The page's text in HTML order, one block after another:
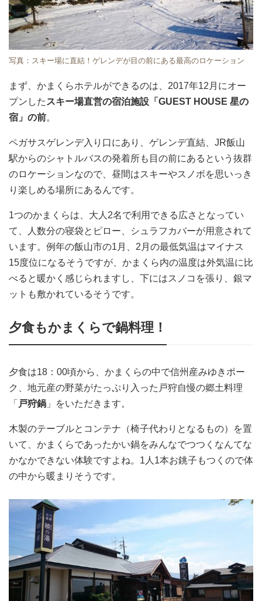
写真：スキー場に直結！ゲレンデが目の前にある最高のロケーション
まず、かまくらホテルができるのは、2017年12月にオー
プンした スキー場直営の宿泊施設「GUEST HOUSE 星の
宿」の前。
ペガサスゲレンデ入り口にあり、ゲレンデ直結、JR飯山
駅からのシャトルバスの発着所も目の前にあるという抜群
のロケーションなので、昼間はスキーやスノボを思いっき
り楽しめる場所にあるんです。
1つのかまくらは、大人2名で利用できる広さとなってい
て、人数分の寝袋とピロー、シュラフカバーが用意されて
います。例年の飯山市の1月、2月の最低気温はマイナス
15度位になるそうですが、かまくら内の温度は外気温に比
べると暖かく感じられますし、下にはスノコを張り、銀マ
ットも敷かれているそうです。
夕食もかまくらで鍋料理！
夕食は18：00頃から、かまくらの中で信州産みゆきポー
ク、地元産の野菜がたっぷり入った戸狩自慢の郷土料理
「 戸狩鍋 」をいただきます。
木製のテーブルとコンテナ（椅子代わりとなるもの）を置
いて、かまくらであったかい鍋をみんなでつつくなんてな
かなかできない体験ですよね。1人1本お銚子もつくので体
の中から暖まりそうです。